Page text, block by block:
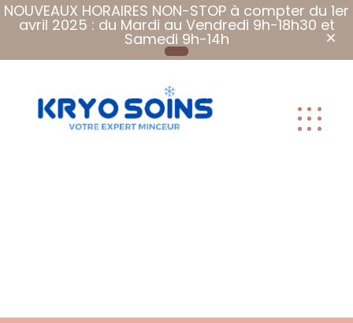
NOUVEAUX HORAIRES NON-STOP à compter du 1er
avril 2025 : du Mardi au Vendredi 9h-18h30 et
Samedi 9h-14h